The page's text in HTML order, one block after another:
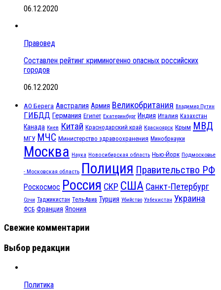
06.12.2020
Правовед
Составлен рейтинг криминогенно опасных российских
городов
06.12.2020
АО Берега Австралия Армия Великобритания Владимир Путин
ГИБДД Германия Египет Екатеринбург Индия Италия Казахстан
Канада Киев Китай Краснодарский край Красноярск Крым МВД
МГУ МЧС Министерство здравоохранения Минобрнауки
Москва Наука Новосибирская область Нью-Йорк Подмосковье
- Московская область Полиция Правительство РФ
Роскосмос Россия СКР США Санкт-Петербург
Сочи Таджикистан Тель-Авив Турция Убийство Узбекистан Украина
ФСБ Франция Япония
Свежие комментарии
Выбор редакции
Политика